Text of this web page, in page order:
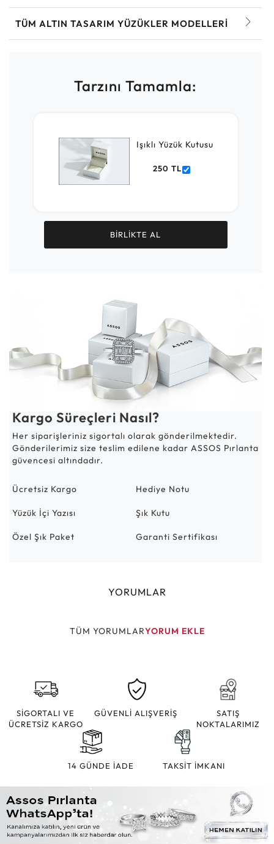
TÜM ALTIN TASARIM YÜZÜKLER MODELLERI
Tarzını Tamamla:
Işıklı Yüzük Kutusu
250 TL
BİRLİKTE AL
Kargo Süreçleri Nasıl?
Her siparişleriniz sigortalı olarak gönderilmektedir.
Gönderilerimiz size teslim edilene kadar ASSOS Pırlanta
güvencesi altındadır.
Ücretsiz Kargo Hediye Notu
Yüzük İçi Yazısı Şık Kutu
Özel Şık Paket Garanti Sertifikası
YORUMLAR
TÜM YORUMLARYORUM EKLE
SİGORTALI VE
ÜCRETSİZ KARGO
GÜVENLİ ALIŞVERİŞ
SATIŞ
NOKTALARIMIZ
14 GÜNDE İADE TAKSİT İMKANI